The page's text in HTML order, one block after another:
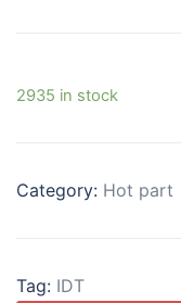
2935 in stock
Category: Hot part
Tag: IDT